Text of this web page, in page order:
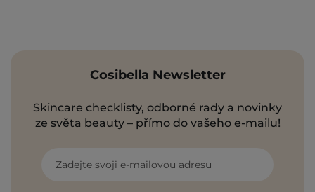
Cosibella Newsletter
Skincare checklisty, odborné rady a novinky
ze světa beauty – přímo do vašeho e-mailu!
Zadejte svoji e-mailovou adresu